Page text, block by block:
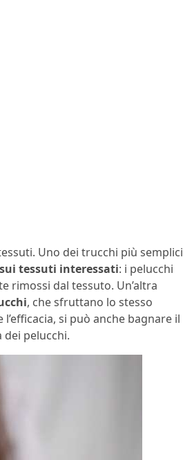
Uno dei trucchi più semplici
tessuti interessati: i pelucchi
rimossi dal tessuto. Un’altra
, che sfruttano lo stesso
si può anche bagnare il
pelucchi.